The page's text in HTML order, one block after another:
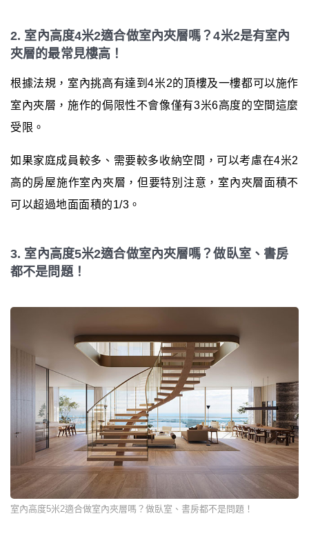
2. 室內高度4米2適合做室內夾層嗎？4米2是有室內
夾層的最常見樓高！
根據法規，室內挑高有達到4米2的頂樓及一樓都可以施作
室內夾層，施作的侷限性不會像僅有3米6高度的空間這麼
受限。
如果家庭成員較多、需要較多收納空間，可以考慮在4米2
高的房屋施作室內夾層，但要特別注意，室內夾層面積不
可以超過地面面積的1/3。
3. 室內高度5米2適合做室內夾層嗎？做臥室、書房
都不是問題！
室內高度5米2適合做室內夾層嗎？做臥室、書房都不是問題！